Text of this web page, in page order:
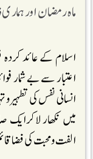
ماہ رمضان اور
اسلام کے عائد
اعتبار سے بے شمار
انسانی نفس کی
میں نکھار لاکرایک
الفت ومحبت کی فضا